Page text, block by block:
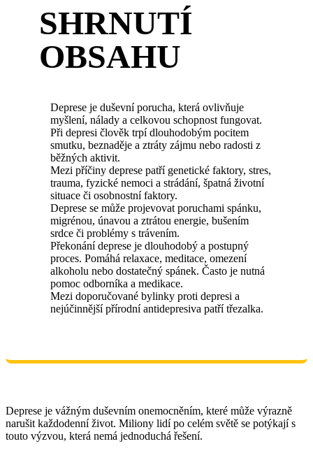
SHRNUTÍ
OBSAHU
Deprese je duševní porucha, která ovlivňuje
myšlení, nálady a celkovou schopnost fungovat.
Při depresi člověk trpí dlouhodobým pocitem
smutku, beznaděje a ztráty zájmu nebo radosti z
běžných aktivit.
Mezi příčiny deprese patří genetické faktory, stres,
trauma, fyzické nemoci a strádání, špatná životní
situace či osobnostní faktory.
Deprese se může projevovat poruchami spánku,
migrénou, únavou a ztrátou energie, bušením
srdce či problémy s trávením.
Překonání deprese je dlouhodobý a postupný
proces. Pomáhá relaxace, meditace, omezení
alkoholu nebo dostatečný spánek. Často je nutná
pomoc odborníka a medikace.
Mezi doporučované bylinky proti depresi a
nejúčinnější přírodní antidepresiva patří třezalka.
Deprese je vážným duševním onemocněním, které může výrazně
narušit každodenní život. Miliony lidí po celém světě se potýkají s
touto výzvou, která nemá jednoduchá řešení.